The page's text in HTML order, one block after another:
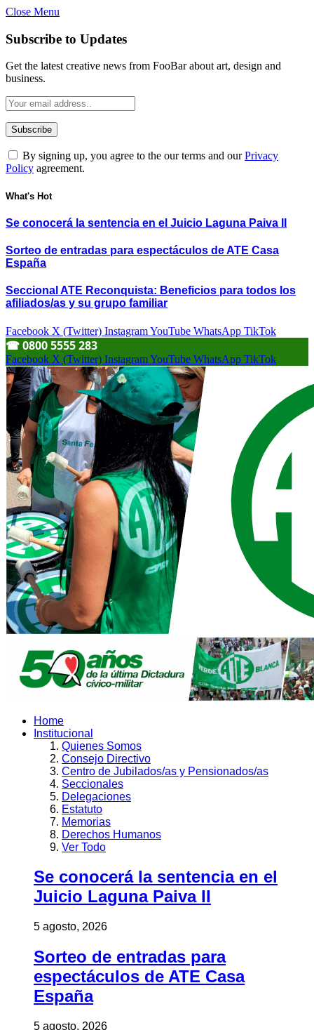
Close Menu
Subscribe to Updates
Get the latest creative news from FooBar about art, design and
business.
By signing up, you agree to the our terms and ourPrivacy
Policy agreement.
What's Hot
Se conocerá la sentencia en el Juicio Laguna Paiva II
Sorteo de entradas para espectáculos de ATE Casa
España
Seccional ATE Reconquista: Beneficios para todos los
afiliados/as y su grupo familiar
Facebook X (Twitter) InstagramYouTube WhatsApp TikTok
☎︎ 0800 5555 283
Facebook X (Twitter) InstagramYouTube WhatsApp TikTok
Home
Institucional
Quienes Somos
Consejo Directivo
Centro de Jubilados/as y Pensionados/as
Seccionales
Delegaciones
Estatuto
Memorias
Derechos Humanos
Ver Todo
Se conocerá la sentencia en el
Juicio Laguna Paiva II
5 agosto, 2026
Sorteo de entradas para
espectáculos de ATE Casa
España
5 agosto, 2026